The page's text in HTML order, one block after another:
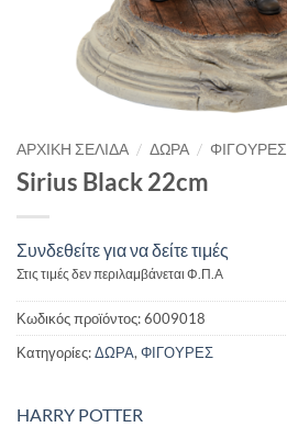
ΑΡΧΙΚΉ ΣΕΛΊΔΑ / ΔΩΡΑ / ΦΙΓΟΥΡΕΣ
Sirius Black 22cm
Συνδεθείτε για να δείτε τιμές
Στις τιμές δεν περιλαμβάνεται Φ.Π.Α
Κωδικός προϊόντος:6009018
Κατηγορίες:ΔΩΡΑ,ΦΙΓΟΥΡΕΣ
HARRY POTTER